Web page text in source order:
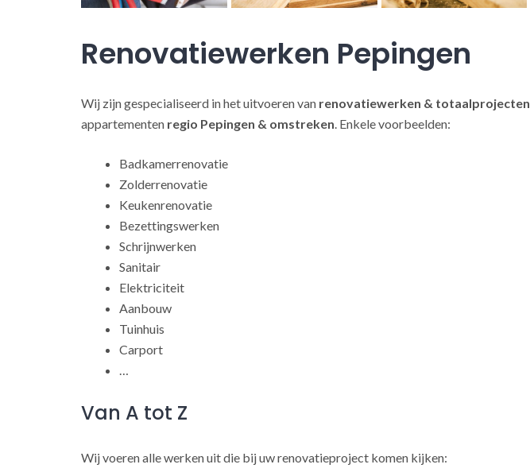
Renovatiewerken Pepingen
Wij zijn gespecialiseerd in het uitvoeren van renovatiewerken & totaalprojecten
appartementen regio Pepingen & omstreken . Enkele voorbeelden:
Badkamerrenovatie
Zolderrenovatie
Keukenrenovatie
Bezettingswerken
Schrijnwerken
Sanitair
Elektriciteit
Aanbouw
Tuinhuis
Carport
Van A tot Z
Wij voeren alle werken uit die bij uw renovatieproject komen kijken: